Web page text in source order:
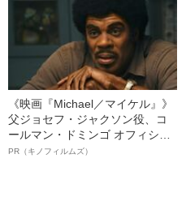
《映画『Michael／マイケル』》
父ジョセフ・ジャクソン役、コ
ールマン・ドミンゴ オフィシャ
ルインタビュー“観客を魅了した
PR（キノフィルムズ）